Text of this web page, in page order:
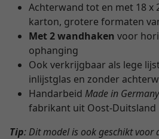
Achterwand tot en met 18 x
karton, grotere formaten
Met 2 wandhaken voor
ophanging
Ook verkrijgbaar als lege
inlijstglas en zonder
Handarbeid Made in Germany
fabrikant uit Oost-Duitsland
Tip: Dit model is ook geschikt voor